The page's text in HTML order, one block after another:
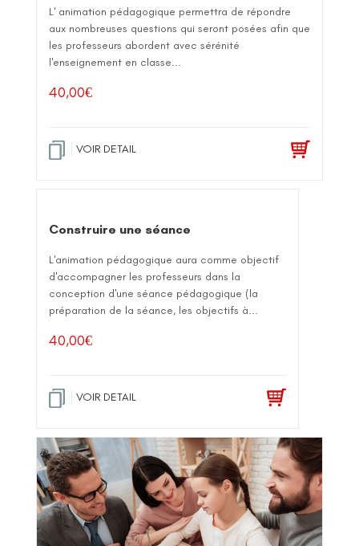
L' animation pédagogique permettra de répondre
aux nombreuses questions qui seront posées afin que
les professeurs abordent avec sérénité
l'enseignement en classe...
40,00€
VOIR DETAIL
Construire une séance
L'animation pédagogique aura comme objectif
d'accompagner les professeurs dans la
conception d'une séance pédagogique (la
préparation de la séance, les objectifs à...
40,00€
VOIR DETAIL